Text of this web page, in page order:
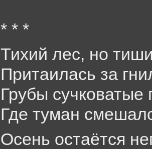
* * *
Тихий лес, но
Притаилась за
Грубы сучковатые
Где туман
Осень остаётся